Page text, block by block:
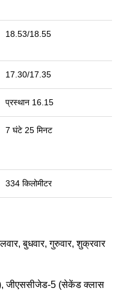
18.53/18.55
17.30/17.35
प्रस्‍थान 16.15
7 घंटे 25 मिनट
334 किलोमीटर
बुधवार, गुरुवार, शुक्रवार
जीएससीजेड-5 (सेकेंड क्लास